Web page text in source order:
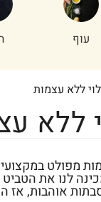
עוף
ללא עצמות
ללא
מפולט
לנו את
אוהבות, אז